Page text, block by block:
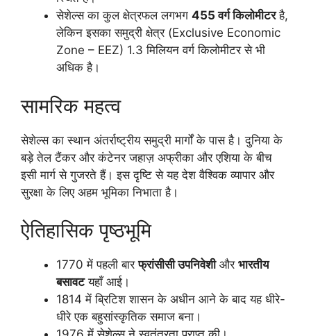
सेशेल्स का कुल क्षेत्रफल लगभग 455 वर्ग किलोमीटरहै,
लेकिन इसका समुद्री क्षेत्र (Exclusive Economic
Zone – EEZ) 1.3 मिलियन वर्ग किलोमीटर से भी
अधिक है।
सामरिक महत्व
सेशेल्स का स्थान अंतर्राष्ट्रीय समुद्री मार्गों के पास है। दुनिया के
बड़े तेल टैंकर और कंटेनर जहाज़ अफ्रीका और एशिया के बीच
इसी मार्ग से गुजरते हैं। इस दृष्टि से यह देश वैश्विक व्यापार और
सुरक्षा के लिए अहम भूमिका निभाता है।
ऐतिहासिक पृष्ठभूमि
1770 में पहली बारफ्रांसीसी उपनिवेशीऔर भारतीय
बसावटयहाँ आई।
1814 में ब्रिटिश शासन के अधीन आने के बाद यह धीरे-
धीरे एक बहुसांस्कृतिक समाज बना।